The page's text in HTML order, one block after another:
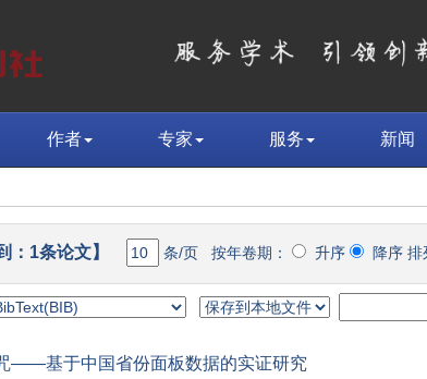
作者 专家 服务 新闻
：1条论文】 条/页 按年卷期： 升序 降序 排
——基于中国省份面板数据的实证研究